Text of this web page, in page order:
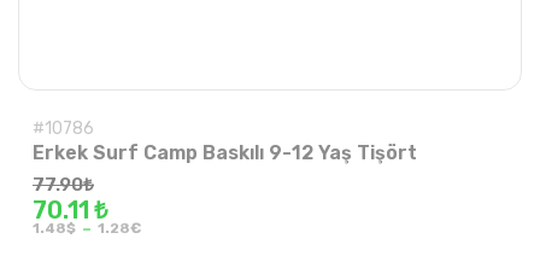
#10786
Erkek Surf Camp Baskılı 9-12 Yaş Tişört
77.90₺
70.11 ₺
1.48$ - 1.28€